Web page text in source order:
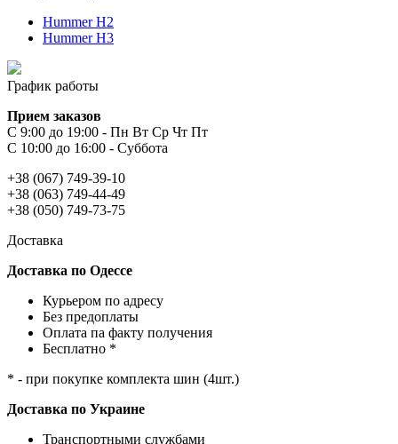
Hummer H2
Hummer H3
График работы
Прием заказов
С 9:00 до 19:00 - Пн Вт Ср Чт Пт
С 10:00 до 16:00 - Суббота
+38 (067) 749-39-10
+38 (063) 749-44-49
+38 (050) 749-73-75
Доставка
Доставка по Одессе
Курьером по адресу
Без предоплаты
Оплата па факту получения
Бесплатно *
* - при покупке комплекта шин (4шт.)
Доставка по Украине
Транспортными службами